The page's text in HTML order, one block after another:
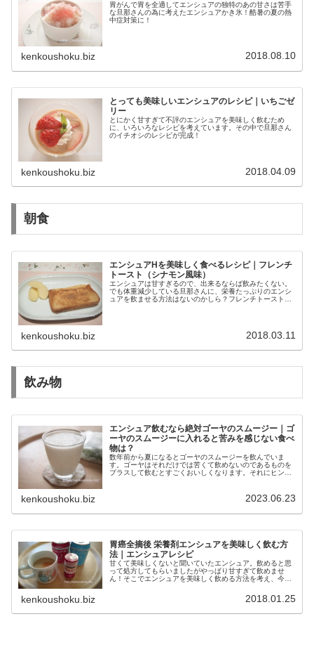
胃がんで胃を全適してエンシュアの独特のあの甘さは苦手
な旦那さんの為に考えたエンシュアかき氷！酷暑の夏の熱
中症対策に！
kenkoushoku.biz 2018.08.10
とっても美味しいエンシュアのレシピ｜いちごゼ
リー
とにかく甘すぎて不評のエンシュアを美味しく飲むため
に、いろいろなレシピを考えています。その中で旦那さん
のイチオシのレシピが完成！
kenkoushoku.biz 2018.04.09
朝食
エンシュアHを美味しく食べるレシピ｜フレンチ
トースト（シナモン風味）
エンシュアは甘すぎるので、出来るならば飲みたくない。
でも体重減少している旦那さんに、栄養たっぷりのエンシ
ュアを飲ませる方法はないのかしら？フレンチトーストな
kenkoushoku.biz 2018.03.11
飲み物
エンシュア飲むなら絶対ゴーヤのスムージー｜ゴ
ーヤのスムージーに入れると苦みを感じない食べ
物は？
数年前から夏になるとゴーヤのスムージーを飲んでいま
す。ゴーヤはそれだけでは苦くて飲めないのであるものを
プラスして飲むとすごくおいしくなります。それにヒント
kenkoushoku.biz 2023.06.23
胃癌全摘後 栄養剤エンシュアを美味しく飲む方
法｜エンシュアレシピ
甘くて美味しくないと聞いていたエンシュア。飲めると思
って処方してもらいましたがやっぱり甘すぎて飲めませ
ん！そこでエンシュアを美味しく飲める方法を考え、今は
kenkoushoku.biz 2018.01.25